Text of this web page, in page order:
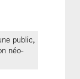
public,
néo-